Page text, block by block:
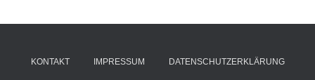
KONTAKT IMPRESSUM DATENSCHUTZERKLÄRUNG